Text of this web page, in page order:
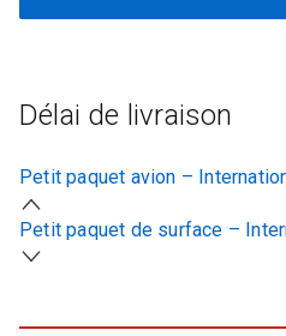
Délai de livraison
Petit paquet avion –
Petit paquet de surface –